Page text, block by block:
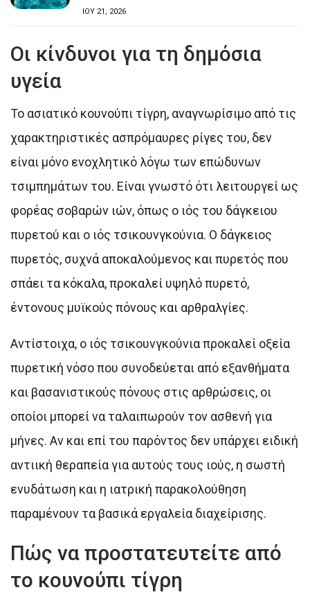
ΙΟΥ 21, 2026
Οι κίνδυνοι για τη δημόσια
υγεία
Το ασιατικό κουνούπι τίγρη, αναγνωρίσιμο από τις
χαρακτηριστικές ασπρόμαυρες ρίγες του, δεν
είναι μόνο ενοχλητικό λόγω των επώδυνων
τσιμπημάτων του. Είναι γνωστό ότι λειτουργεί ως
φορέας σοβαρών ιών, όπως ο ιός του δάγκειου
πυρετού και ο ιός τσικουνγκούνια. Ο δάγκειος
πυρετός, συχνά αποκαλούμενος και πυρετός που
σπάει τα κόκαλα, προκαλεί υψηλό πυρετό,
έντονους μυϊκούς πόνους και αρθραλγίες.
Αντίστοιχα, ο ιός τσικουνγκούνια προκαλεί οξεία
πυρετική νόσο που συνοδεύεται από εξανθήματα
και βασανιστικούς πόνους στις αρθρώσεις, οι
οποίοι μπορεί να ταλαιπωρούν τον ασθενή για
μήνες. Αν και επί του παρόντος δεν υπάρχει ειδική
αντιική θεραπεία για αυτούς τους ιούς, η σωστή
ενυδάτωση και η ιατρική παρακολούθηση
παραμένουν τα βασικά εργαλεία διαχείρισης.
Πώς να προστατευτείτε από
το κουνούπι τίγρη